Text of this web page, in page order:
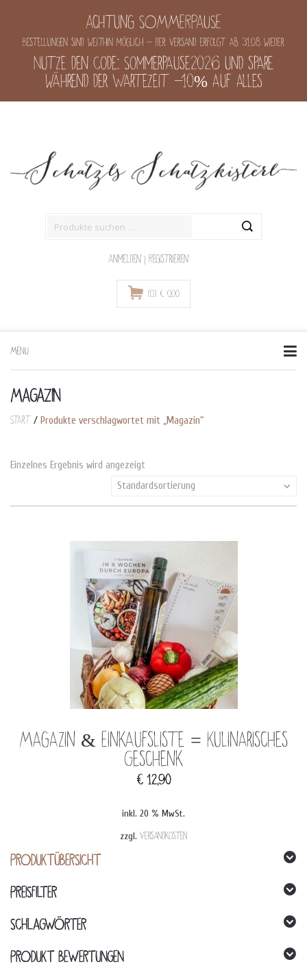
Achtung SOMMERPAUSE
Bestellungen sind weithin möglich - der Versand erfolgt ab 31.08 wieder
Nutze den Code: Sommerpause2026 und spare
während der Wartezeit -10% auf alles
Anmelden | Registrieren
(0) € 0,00
MENU
to
MAGAZIN
Start / Produkte verschlagwortet mit „Magazin“
Einzelnes Ergebnis wird angezeigt
Standardsortierung
Magazin & Einkaufsliste = Kulinarisches
Geschenk
€ 12,90
inkl. 20 % MwSt.
zzgl. Versandkosten
PRODUKTÜBERSICHT
PREISFILTER
SCHLAGWÖRTER
PRODUKT BEWERTUNGEN